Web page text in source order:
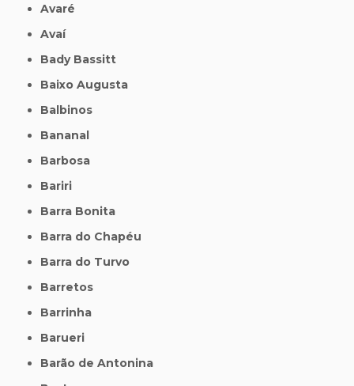
Avaré
Avaí
Bady Bassitt
Baixo Augusta
Balbinos
Bananal
Barbosa
Bariri
Barra Bonita
Barra do Chapéu
Barra do Turvo
Barretos
Barrinha
Barueri
Barão de Antonina